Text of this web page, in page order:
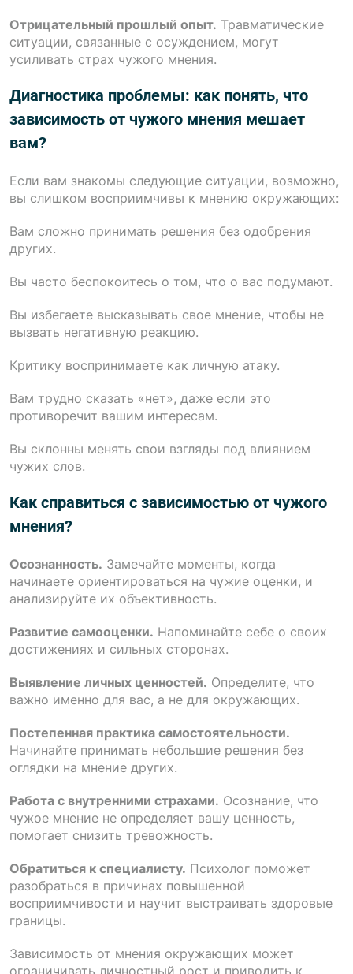
Отрицательный прошлый опыт. Травматические
ситуации, связанные с осуждением, могут
усиливать страх чужого мнения.
Диагностика проблемы: как понять, что
зависимость от чужого мнения мешает
вам?
Если вам знакомы следующие ситуации, возможно,
вы слишком восприимчивы к мнению окружающих:
Вам сложно принимать решения без одобрения
других.
Вы часто беспокоитесь о том, что о вас подумают.
Вы избегаете высказывать свое мнение, чтобы не
вызвать негативную реакцию.
Критику воспринимаете как личную атаку.
Вам трудно сказать «нет», даже если это
противоречит вашим интересам.
Вы склонны менять свои взгляды под влиянием
чужих слов.
Как справиться с зависимостью от чужого
мнения?
Осознанность. Замечайте моменты, когда
начинаете ориентироваться на чужие оценки, и
анализируйте их объективность.
Развитие самооценки. Напоминайте себе о своих
достижениях и сильных сторонах.
Выявление личных ценностей. Определите, что
важно именно для вас, а не для окружающих.
Постепенная практика самостоятельности.
Начинайте принимать небольшие решения без
оглядки на мнение других.
Работа с внутренними страхами. Осознание, что
чужое мнение не определяет вашу ценность,
помогает снизить тревожность.
Обратиться к специалисту. Психолог поможет
разобраться в причинах повышенной
восприимчивости и научит выстраивать здоровые
границы.
Зависимость от мнения окружающих может
ограничивать личностный рост и приводить к